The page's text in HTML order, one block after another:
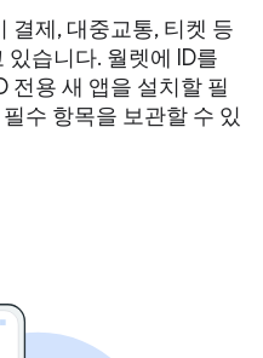
결제, 대중교통, 티켓 등
습니다. 월렛에 ID를
전용 새 앱을 설치할 필
수 항목을 보관할 수 있